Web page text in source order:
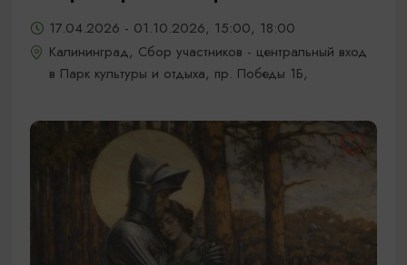
17.04.2026 - 01.10.2026, 15:00, 18:00
Калининград, Сбор участников - центральный вход
в Парк культуры и отдыха, пр. Победы 1Б,